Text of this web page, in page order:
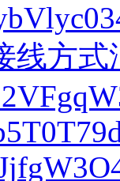
线方式